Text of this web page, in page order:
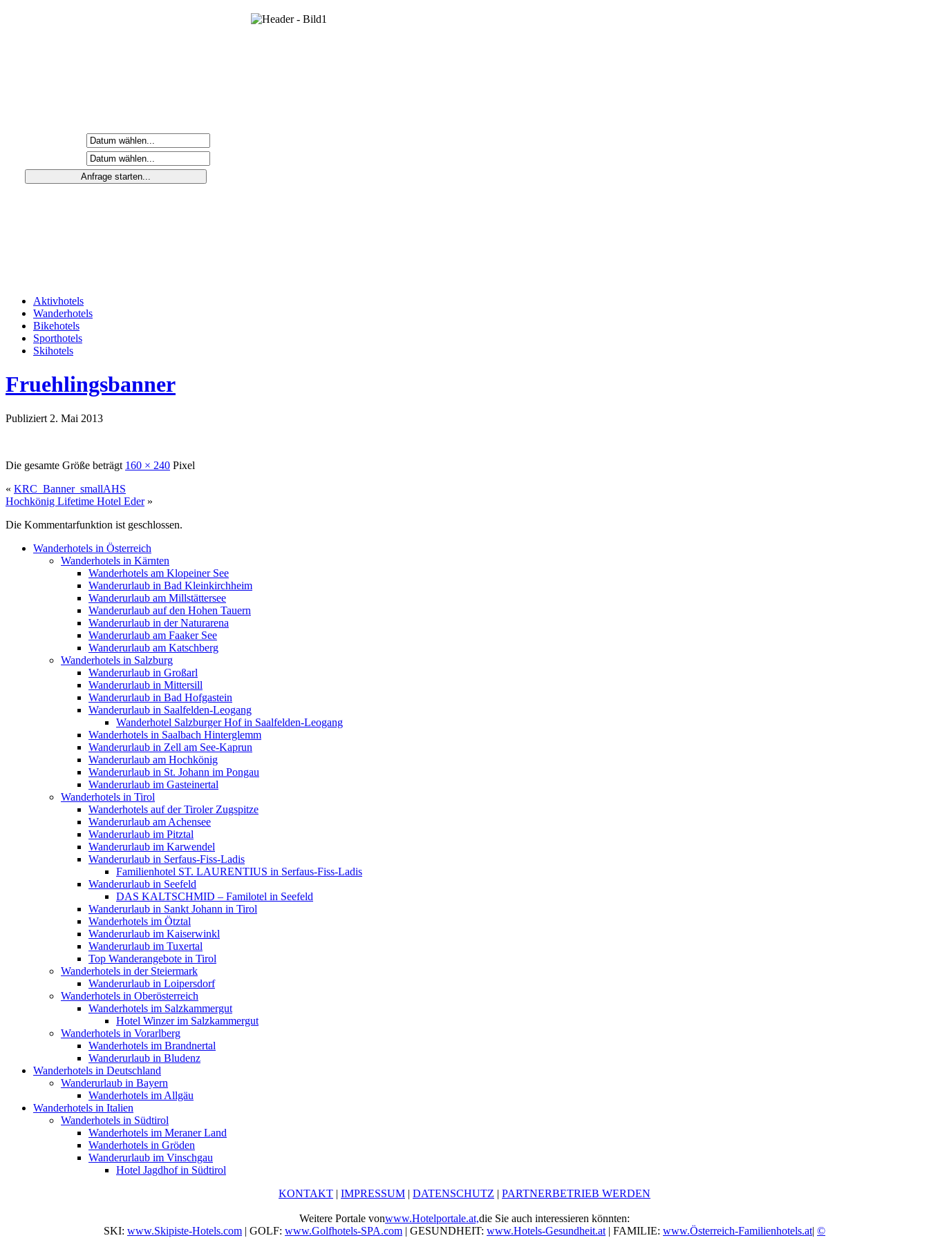
Aktivhotels
Wanderhotels
Bikehotels
Sporthotels
Skihotels
Fruehlingsbanner
Publiziert 2. Mai 2013
Die gesamte Größe beträgt 160 × 240 Pixel
« KRC_Banner_smallAHS
Hochkönig Lifetime Hotel Eder»
Die Kommentarfunktion ist geschlossen.
Wanderhotels in Österreich
Wanderhotels in Kärnten
Wanderhotels am Klopeiner See
Wanderurlaub in Bad Kleinkirchheim
Wanderurlaub am Millstättersee
Wanderurlaub auf den Hohen Tauern
Wanderurlaub in der Naturarena
Wanderurlaub am Faaker See
Wanderurlaub am Katschberg
Wanderhotels in Salzburg
Wanderurlaub in Großarl
Wanderurlaub in Mittersill
Wanderurlaub in Bad Hofgastein
Wanderurlaub in Saalfelden-Leogang
Wanderhotel Salzburger Hof in Saalfelden-Leogang
Wanderhotels in Saalbach Hinterglemm
Wanderurlaub in Zell am See-Kaprun
Wanderurlaub am Hochkönig
Wanderurlaub in St. Johann im Pongau
Wanderurlaub im Gasteinertal
Wanderhotels in Tirol
Wanderhotels auf der Tiroler Zugspitze
Wanderurlaub am Achensee
Wanderurlaub im Pitztal
Wanderurlaub im Karwendel
Wanderurlaub in Serfaus-Fiss-Ladis
Familienhotel ST. LAURENTIUS in Serfaus-Fiss-Ladis
Wanderurlaub in Seefeld
DAS KALTSCHMID – Familotel in Seefeld
Wanderurlaub in Sankt Johann in Tirol
Wanderhotels im Ötztal
Wanderurlaub im Kaiserwinkl
Wanderurlaub im Tuxertal
Top Wanderangebote in Tirol
Wanderhotels in der Steiermark
Wanderurlaub in Loipersdorf
Wanderhotels in Oberösterreich
Wanderhotels im Salzkammergut
Hotel Winzer im Salzkammergut
Wanderhotels in Vorarlberg
Wanderhotels im Brandnertal
Wanderurlaub in Bludenz
Wanderhotels in Deutschland
Wanderurlaub in Bayern
Wanderhotels im Allgäu
Wanderhotels in Italien
Wanderhotels in Südtirol
Wanderhotels im Meraner Land
Wanderhotels in Gröden
Wanderurlaub im Vinschgau
Hotel Jagdhof in Südtirol
KONTAKT | IMPRESSUM | DATENSCHUTZ | PARTNERBETRIEB WERDEN
Weitere Portale vonwww.Hotelportale.at,die Sie auch interessieren könnten:
SKI: www.Skipiste-Hotels.com | GOLF: www.Golfhotels-SPA.com | GESUNDHEIT: www.Hotels-Gesundheit.at | FAMILIE: www.Österreich-Familienhotels.at| ©